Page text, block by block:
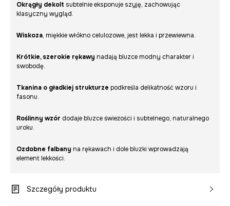
Okrągły dekolt subtelnie eksponuje szyję, zachowując
klasyczny wygląd.
Wiskoza, miękkie włókno celulozowe, jest lekka i przewiewna.
Krótkie, szerokie rękawy nadają bluzce modny charakter i
swobodę.
Tkanina o gładkiej strukturze podkreśla delikatność wzoru i
fasonu.
Roślinny wzór dodaje bluzce świeżości i subtelnego, naturalnego
uroku.
Ozdobne falbany na rękawach i dole bluzki wprowadzają
element lekkości.
Szczegóły produktu